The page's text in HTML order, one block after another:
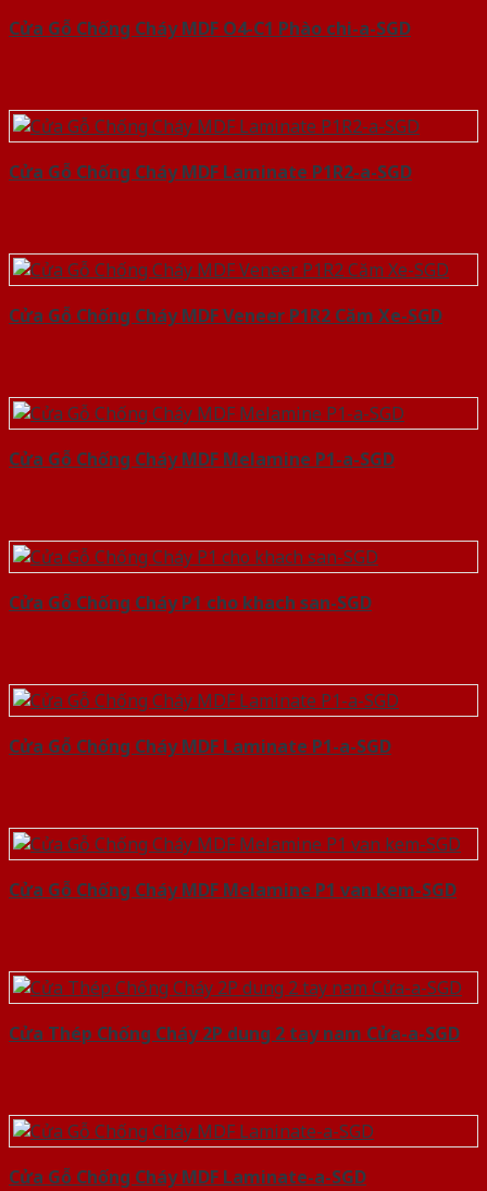
Cửa Gỗ Chống Cháy MDF O4-C1 Phào chi-a-SGD
Cửa Gỗ Chống Cháy MDF Laminate P1R2-a-SGD
Cửa Gỗ Chống Cháy MDF Veneer P1R2 Căm Xe-SGD
Cửa Gỗ Chống Cháy MDF Melamine P1-a-SGD
Cửa Gỗ Chống Cháy P1 cho khach san-SGD
Cửa Gỗ Chống Cháy MDF Laminate P1-a-SGD
Cửa Gỗ Chống Cháy MDF Melamine P1 van kem-SGD
Cửa Thép Chống Cháy 2P dung 2 tay nam Cửa-a-SGD
Cửa Gỗ Chống Cháy MDF Laminate-a-SGD